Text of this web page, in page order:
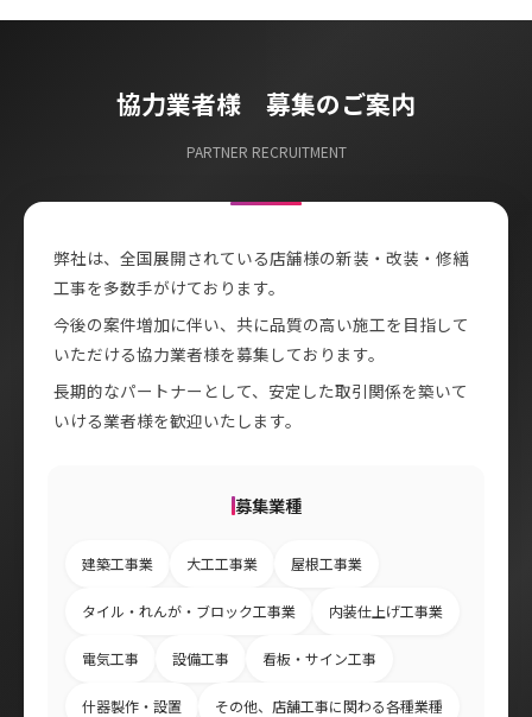
協力業者様 募集のご案内
PARTNER RECRUITMENT
弊社は、全国展開されている店舗様の新装・改装・修繕
工事を多数手がけております。
今後の案件増加に伴い、共に品質の高い施工を目指して
いただける協力業者様を募集しております。
長期的なパートナーとして、安定した取引関係を築いて
いける業者様を歓迎いたします。
募集業種
建築工事業 大工工事業 屋根工事業
タイル・れんが・ブロック工事業 内装仕上げ工事業
電気工事 設備工事 看板・サイン工事
什器製作・設置 その他、店舗工事に関わる各種業種